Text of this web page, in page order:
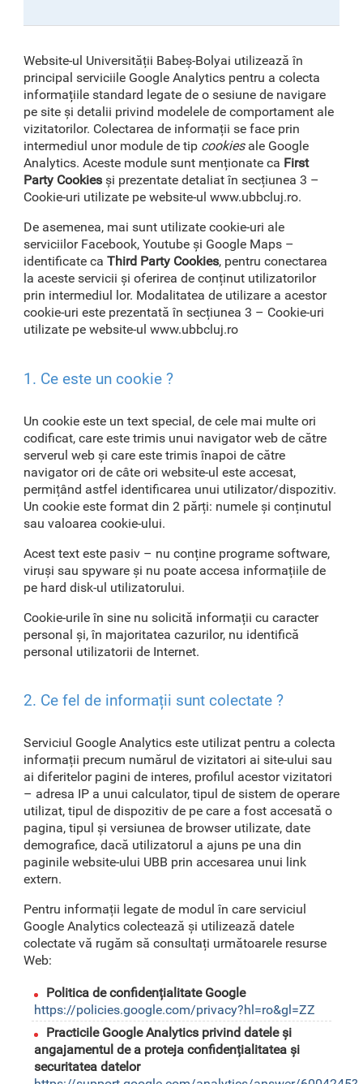
Website-ul Universității Babeș-Bolyai utilizează în
principal serviciile Google Analytics pentru a colecta
informațiile standard legate de o sesiune de navigare
pe site și detalii privind modelele de comportament ale
vizitatorilor. Colectarea de informații se face prin
intermediul unor module de tip cookiesale Google
Analytics. Aceste module sunt menționate ca First
Party Cookiesși prezentate detaliat în secțiunea 3 –
Cookie-uri utilizate pe website-ul www.ubbcluj.ro.
De asemenea, mai sunt utilizate cookie-uri ale
serviciilor Facebook, Youtube și Google Maps –
identificate ca Third Party Cookies, pentru conectarea
la aceste servicii și oferirea de conținut utilizatorilor
prin intermediul lor. Modalitatea de utilizare a acestor
cookie-uri este prezentată în secțiunea 3 – Cookie-uri
utilizate pe website-ul www.ubbcluj.ro
1. Ce este un cookie ?
Un cookie este un text special, de cele mai multe ori
codificat, care este trimis unui navigator web de către
serverul web și care este trimis înapoi de către
navigator ori de câte ori website-ul este accesat,
permițând astfel identificarea unui utilizator/dispozitiv.
Un cookie este format din 2 părți: numele și conținutul
sau valoarea cookie-ului.
Acest text este pasiv – nu conține programe software,
viruși sau spyware și nu poate accesa informațiile de
pe hard disk-ul utilizatorului.
Cookie-urile în sine nu solicită informații cu caracter
personal și, în majoritatea cazurilor, nu identifică
personal utilizatorii de Internet.
2. Ce fel de informații sunt colectate ?
Serviciul Google Analytics este utilizat pentru a colecta
informații precum numărul de vizitatori ai site-ului sau
ai diferitelor pagini de interes, profilul acestor vizitatori
– adresa IP a unui calculator, tipul de sistem de operare
utilizat, tipul de dispozitiv de pe care a fost accesată o
pagina, tipul și versiunea de browser utilizate, date
demografice, dacă utilizatorul a ajuns pe una din
paginile website-ului UBB prin accesarea unui link
extern.
Pentru informații legate de modul în care serviciul
Google Analytics colectează și utilizează datele
colectate vă rugăm să consultați următoarele resurse
Web:
Politica de confidențialitate Google
https://policies.google.com/privacy?hl=ro&gl=ZZ
Practicile Google Analytics privind datele și
angajamentul de a proteja confidențialitatea și
securitatea datelor